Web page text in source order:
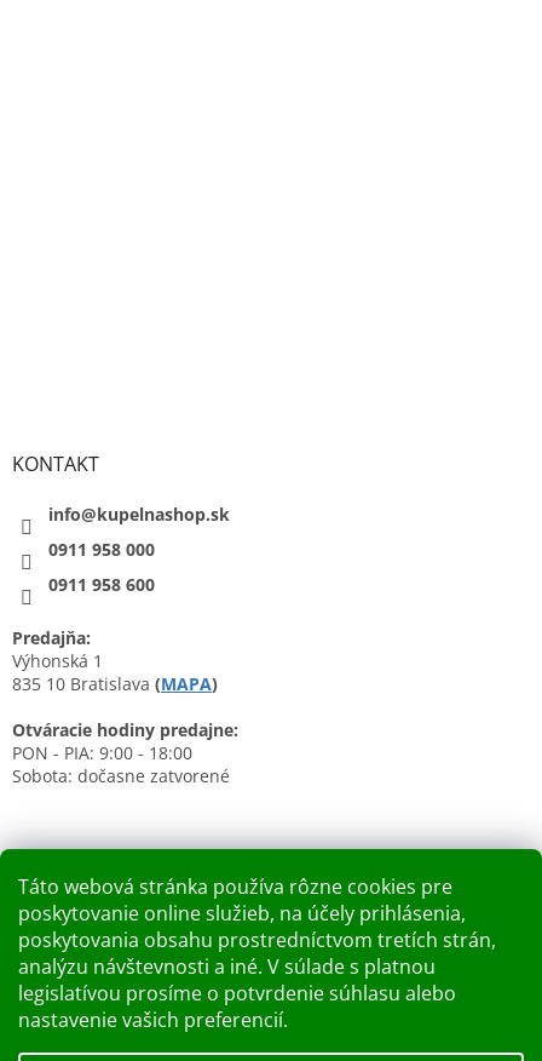
Táto webová stránka používa rôzne cookies pre
poskytovanie online služieb, na účely prihlásenia,
poskytovania obsahu prostredníctvom tretích strán,
analýzu návštevnosti a iné. V súlade s platnou
legislatívou prosíme o potvrdenie súhlasu alebo
nastavenie vašich preferencií.
KONTAKT
info@kupelnashop.sk
0911 958 000
0911 958 600
Predajňa:
Výhonská 1
835 10 Bratislava (MAPA)
Otváracie hodiny predajne:
PON - PIA: 9:00 - 18:00
Sobota: dočasne zatvorené
Nákupný košík
0KS / 0 €